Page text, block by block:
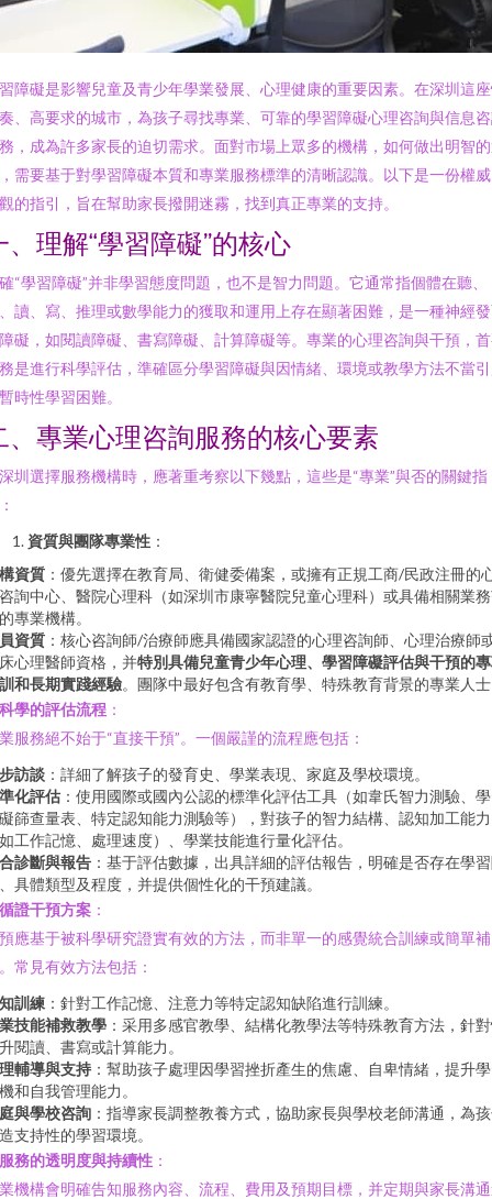
障礙是影響兒童及青少年學業發展、心理健康的重要因素。在深圳這
、高要求的城市，為孩子尋找專業、可靠的學習障礙心理咨詢與信息
，成為許多家長的迫切需求。面對市場上眾多的機構，如何做出明智
需要基于對學習障礙本質和專業服務標準的清晰認識。以下是一份權
的指引，旨在幫助家長撥開迷霧，找到真正專業的支持。
、理解“學習障礙”的核心
“學習障礙”并非學習態度問題，也不是智力問題。它通常指個體在聽、
讀、寫、推理或數學能力的獲取和運用上存在顯著困難，是一種神經
礙，如閱讀障礙、書寫障礙、計算障礙等。專業的心理咨詢與干預，
是進行科學評估，準確區分學習障礙與因情緒、環境或教學方法不當
時性學習困難。
、專業心理咨詢服務的核心要素
圳選擇服務機構時，應著重考察以下幾點，這些是“專業”與否的關鍵指
資質與團隊專業性 ：
資質 ：優先選擇在教育局、衛健委備案，或擁有正規工商/民政注冊的
詢中心、醫院心理科（如深圳市康寧醫院兒童心理科）或具備相關業
專業機構。
資質 ：核心咨詢師/治療師應具備國家認證的心理咨詢師、心理治療師
心理醫師資格，并特別具備兒童青少年心理、學習障礙評估與干預的
和長期實踐經驗。團隊中最好包含有教育學、特殊教育背景的專業人
科學的評估流程 ：
服務絕不始于“直接干預”。一個嚴謹的流程應包括：
訪談 ：詳細了解孩子的發育史、學業表現、家庭及學校環境。
化評估 ：使用國際或國內公認的標準化評估工具（如韋氏智力測驗、
篩查量表、特定認知能力測驗等），對孩子的智力結構、認知加工能力
工作記憶、處理速度）、學業技能進行量化評估。
診斷與報告 ：基于評估數據，出具詳細的評估報告，明確是否存在學
具體類型及程度，并提供個性化的干預建議。
循證干預方案 ：
應基于被科學研究證實有效的方法，而非單一的感覺統合訓練或簡單補
常見有效方法包括：
訓練 ：針對工作記憶、注意力等特定認知缺陷進行訓練。
技能補救教學 ：采用多感官教學、結構化教學法等特殊教育方法，針
閱讀、書寫或計算能力。
輔導與支持 ：幫助孩子處理因學習挫折產生的焦慮、自卑情緒，提升
和自我管理能力。
與學校咨詢 ：指導家長調整教養方式，協助家長與學校老師溝通，為
支持性的學習環境。
服務的透明度與持續性 ：
機構會明確告知服務內容、流程、費用及預期目標，并定期與家長溝